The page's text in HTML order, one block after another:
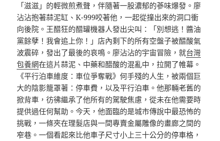
「滋滋」的輕微煎煮聲，伴隨著一股濃郁的蔘味爆發。廖
沾沾抱著蒜泥缸、K-999咬著他，一起從撞出來的洞口衝
向後院。王醋狂的醋罐機器人發出尖叫：「別想逃！醬油
黨餘孽！我會追上你！」店內剩下的所有空盤子被醋酸氣
波震碎，發出了最後的哀鳴。廖沾沾的宇宙冒險，就台灣
包養網在這片蒜泥、中藥和醋酸的混亂中，拉開了帷幕。
《平行泊車維度：車位爭奪戰》何手殘的人生，被兩個巨
大的陰影籠罩著：停車費，以及平行泊車。他那輛老舊的
掀背車，彷彿繼承了他所有的駕駛焦慮，從未在他需要時
提供過任何幫助。今天，他面臨的是城市傳說中最恐怖的
挑戰，一條夾在理髮店與一間專賣金屬雕像的畫廊之間的
窄巷。一個看起來比他車子尺寸小上三十公分的停車格，